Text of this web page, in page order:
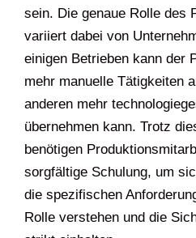
sein. Die genaue Rolle des
variiert dabei von
einigen Betrieben kann der
mehr manuelle Tätigkeiten
anderen mehr
übernehmen kann. Trotz
benötigen
sorgfältige Schulung, um
die spezifischen
Rolle verstehen und die